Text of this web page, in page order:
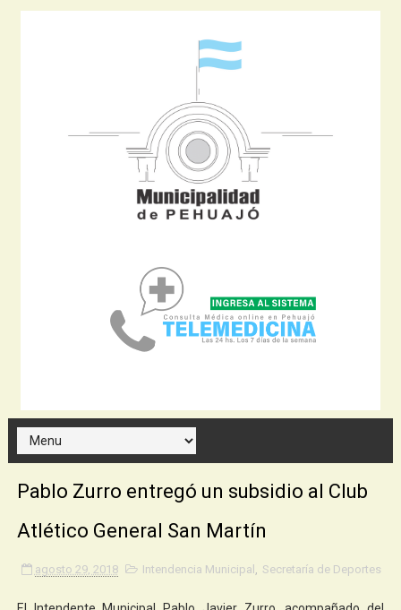
Pablo Zurro entregó un subsidio al Club
Atlético General San Martín
agosto 29, 2018 Intendencia Municipal Secretaría de Deportes